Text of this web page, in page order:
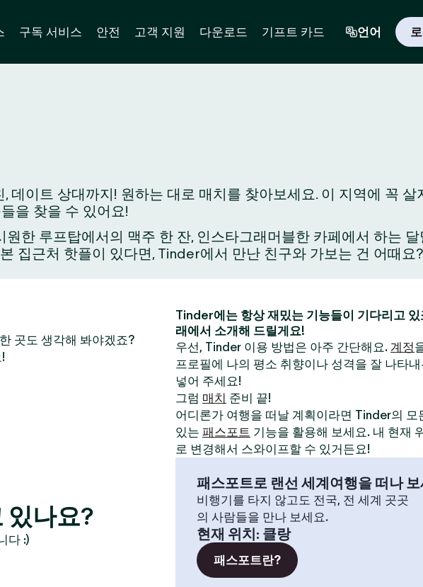
구독 서비스 안전 고객 지원 다운로드 기프트 카드 언어
데이트 상대까지! 원하는 대로 매치를 찾아보세요. 이 지역에 꼭 살
을 찾을 수 있어요!
한 루프탑에서의 맥주 한 잔, 인스타그래머블한 카페에서 하는
집근처 핫플이 있다면, Tinder에서 만난 친구와 가보는 건 어때요
곳도 생각해 봐야겠죠?
있나요?
다 :)
Tinder에는 항상 재밌는 기능들이 기다리고
래에서 소개해 드릴게요!
우선, Tinder 이용 방법은 아주 간단해요. 계정
프로필에 나의 평소 취향이나 성격을 잘 나타
넣어 주세요!
그럼 매치 준비 끝!
어디론가 여행을 떠날 계획이라면 Tinder의 모
있는 패스포트 기능을 활용해 보세요. 내 현재
로 변경해서 스와이프할 수 있거든요!
패스포트로 랜선 세계여행을 떠나
비행기를 타지 않고도 전국, 전 세계 곳곳
의 사람들을 만나 보세요.
현재 위치: 클랑
패스포트란?